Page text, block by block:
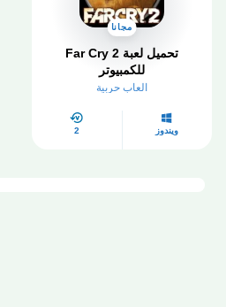
مجانا
تحميل لعبة Far Cry 2
للكمبيوتر
العاب حربية
ويندوز 2